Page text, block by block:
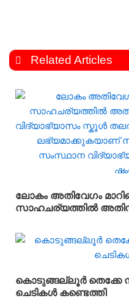
Related Articles
ലോകം അതിവേഗം
സാഹചര്യത്തിൽ
വിദ്യാർഥികൾക്ക്
ലക്ഷ്യമെന്ന് സംസ്ഥാന
അഡ്വ.എൻ. ഷംസുദ്ദീൻ
കൊടുങ്ങല്ലൂർ തെക്കേ
ചെടികൾ കണ്ടെത്തി